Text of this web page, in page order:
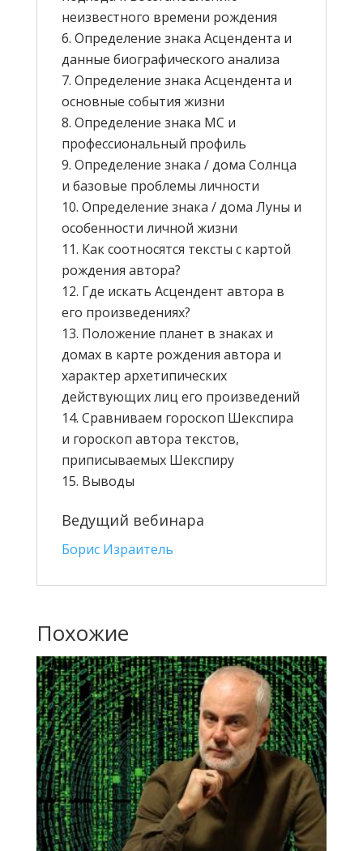
неизвестного времени рождения
Определение знака Асцендента и
данные биографического анализа
Определение знака Асцендента и
основные события жизни
Определение знака МС и
профессиональный профиль
Определение знака / дома Солнца
и базовые проблемы личности
Определение знака / дома Луны и
особенности личной жизни
Как соотносятся тексты с картой
рождения автора?
Где искать Асцендент автора в
его произведениях?
Положение планет в знаках и
домах в карте рождения автора и
характер архетипических
действующих лиц его произведений
Сравниваем гороскоп Шекспира
и гороскоп автора текстов,
приписываемых Шекспиру
Выводы
Ведущий вебинара
Борис Израитель
Похожие